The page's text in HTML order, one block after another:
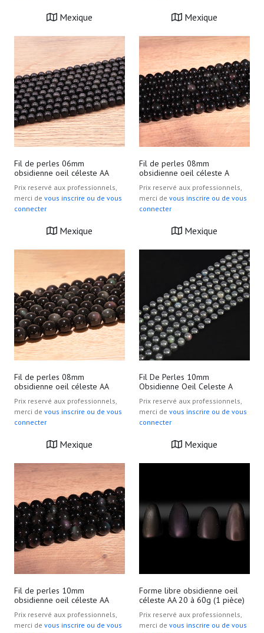
Mexique Mexique
Fil de perles 06mm
obsidienne oeil céleste AA
Prix reservé aux professionnels,
merci de vous inscrire ou de vous
connecter
Mexique
Fil de perles 08mm
obsidienne oeil céleste A
Prix reservé aux professionnels,
merci de vous inscrire ou de vous
connecter
Mexique
Fil de perles 08mm
obsidienne oeil céleste AA
Prix reservé aux professionnels,
merci de vous inscrire ou de vous
connecter
Mexique
Fil De Perles 10mm
Obsidienne Oeil Celeste A
Prix reservé aux professionnels,
merci de vous inscrire ou de vous
connecter
Mexique
Fil de perles 10mm
obsidienne oeil céleste AA
Prix reservé aux professionnels,
merci de vous inscrire ou de vous
Forme libre obsidienne oeil
céleste AA 20 à 60g (1 pièce)
Prix reservé aux professionnels,
merci de vous inscrire ou de vous